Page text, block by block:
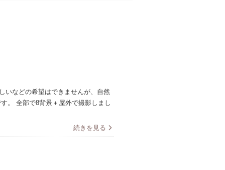
いなどの希望はできませんが、自然
。 全部で8背景＋屋外で撮影しまし
続きを見る